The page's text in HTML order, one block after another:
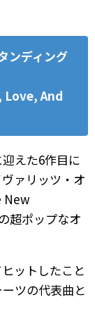
ンディング
Love, And
えた6作目に
ァリッツ・オ
New
超ポップなオ
ットしたこと
ツの代表曲と